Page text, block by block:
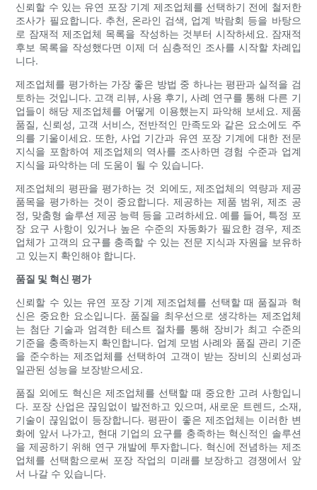
신뢰할 수 있는 유연 포장 기계 제조업체를 선택하기 전에 철저한
조사가 필요합니다. 추천, 온라인 검색, 업계 박람회 등을 바탕으
로 잠재적 제조업체 목록을 작성하는 것부터 시작하세요. 잠재적
후보 목록을 작성했다면 이제 더 심층적인 조사를 시작할 차례입
니다.
제조업체를 평가하는 가장 좋은 방법 중 하나는 평판과 실적을 검
토하는 것입니다. 고객 리뷰, 사용 후기, 사례 연구를 통해 다른 기
업들이 해당 제조업체를 어떻게 이용했는지 파악해 보세요. 제품
품질, 신뢰성, 고객 서비스, 전반적인 만족도와 같은 요소에도 주
의를 기울이세요. 또한, 사업 기간과 유연 포장 기계에 대한 전문
지식을 포함하여 제조업체의 역사를 조사하면 경험 수준과 업계
지식을 파악하는 데 도움이 될 수 있습니다.
제조업체의 평판을 평가하는 것 외에도, 제조업체의 역량과 제공
품목을 평가하는 것이 중요합니다. 제공하는 제품 범위, 제조 공
정, 맞춤형 솔루션 제공 능력 등을 고려하세요. 예를 들어, 특정 포
장 요구 사항이 있거나 높은 수준의 자동화가 필요한 경우, 제조
업체가 고객의 요구를 충족할 수 있는 전문 지식과 자원을 보유하
고 있는지 확인해야 합니다.
품질 및 혁신 평가
신뢰할 수 있는 유연 포장 기계 제조업체를 선택할 때 품질과 혁
신은 중요한 요소입니다. 품질을 최우선으로 생각하는 제조업체
는 첨단 기술과 엄격한 테스트 절차를 통해 장비가 최고 수준의
기준을 충족하는지 확인합니다. 업계 모범 사례와 품질 관리 기준
을 준수하는 제조업체를 선택하여 고객이 받는 장비의 신뢰성과
일관된 성능을 보장받으세요.
품질 외에도 혁신은 제조업체를 선택할 때 중요한 고려 사항입니
다. 포장 산업은 끊임없이 발전하고 있으며, 새로운 트렌드, 소재,
기술이 끊임없이 등장합니다. 평판이 좋은 제조업체는 이러한 변
화에 앞서 나가고, 현대 기업의 요구를 충족하는 혁신적인 솔루션
을 제공하기 위해 연구 개발에 투자합니다. 혁신에 전념하는 제조
업체를 선택함으로써 포장 작업의 미래를 보장하고 경쟁에서 앞
서 나갈 수 있습니다.